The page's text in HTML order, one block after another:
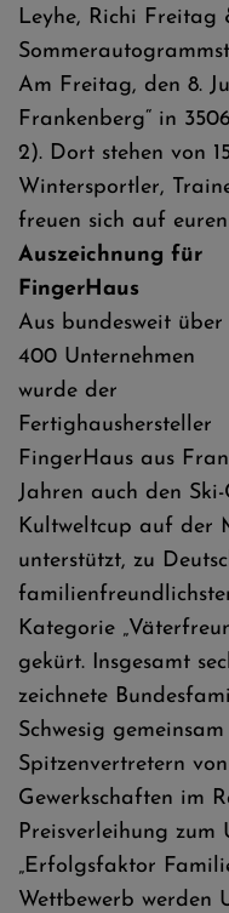
Leyhe, Richi
Am Freitag, den 8.
Frankenberg“ in
2). Dort stehen von
Wintersportler,
freuen sich auf euren
Auszeichnung für
FingerHaus
Aus bundesweit über
400 Unternehmen
wurde der
Fertighaushersteller
FingerHaus aus
Jahren auch den
Kultweltcup auf der
unterstützt, zu
Kategorie
gekürt. Insgesamt
zeichnete
Schwesig
Spitzenvertretern
Gewerkschaften im
Preisverleihung zum
„Erfolgsfaktor
Wettbewerb werden